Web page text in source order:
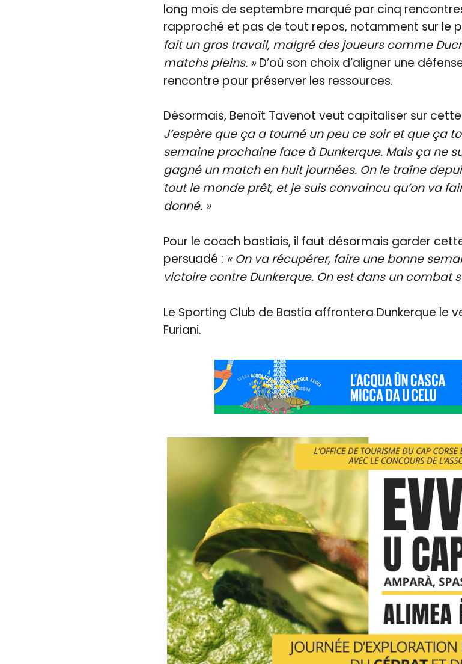
long mois de septembre marqué par cinq
rapproché et pas de tout repos, notamment sur le
fait un gros travail, malgré des joueurs comme
matchs pleins. »D’où son choix d’aligner une
rencontre pour préserver les ressources.
Désormais, Benoît Tavenot veut capitaliser sur
J’espère que ça a tourné un peu ce soir et que ça
semaine prochaine face à Dunkerque. Mais ça ne
gagné un match en huit journées. On le traîne
tout le monde prêt, et je suis convaincu qu’on va
donné. »
Pour le coach bastiais, il faut désormais garder
persuadé : « On va récupérer, faire une bonne
victoire contre Dunkerque. On est dans un combat
Le Sporting Club de Bastia affrontera Dunkerque le
Furiani.